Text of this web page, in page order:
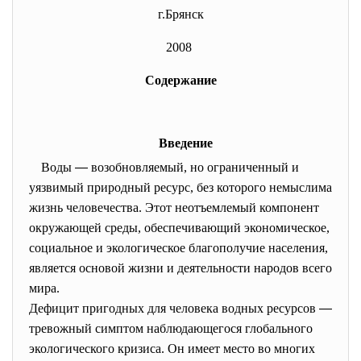
г.Брянск
2008
Содержание
Введение
Воды — возобновляемый, но ограниченный и
уязвимый природный ресурс, без которого немыслима
жизнь человечества. Этот неотъемлемый компонент
окружающей среды, обеспечивающий экономическое,
социальное и экологическое благополучие населения,
является основой жизни и деятельности народов всего
мира.
Дефицит пригодных для человека водных ресурсов —
тревожный симптом наблюдающегося глобального
экологического кризиса. Он имеет место во многих